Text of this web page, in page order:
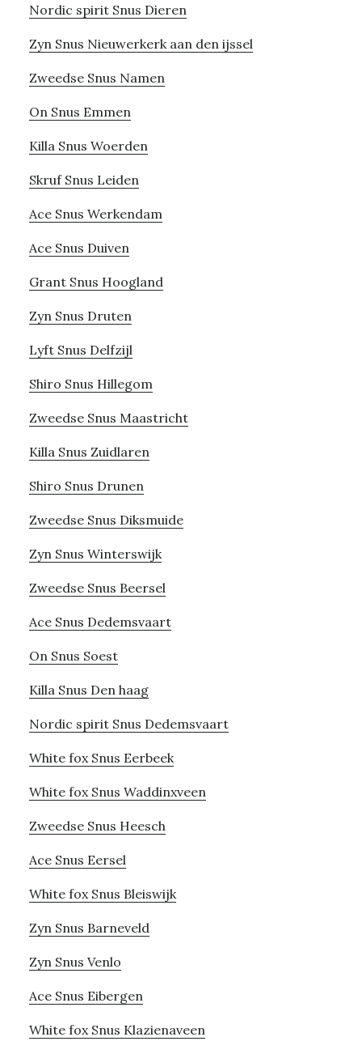
Nordic spirit Snus Dieren
Zyn Snus Nieuwerkerk aan den ijssel
Zweedse Snus Namen
On Snus Emmen
Killa Snus Woerden
Skruf Snus Leiden
Ace Snus Werkendam
Ace Snus Duiven
Grant Snus Hoogland
Zyn Snus Druten
Lyft Snus Delfzijl
Shiro Snus Hillegom
Zweedse Snus Maastricht
Killa Snus Zuidlaren
Shiro Snus Drunen
Zweedse Snus Diksmuide
Zyn Snus Winterswijk
Zweedse Snus Beersel
Ace Snus Dedemsvaart
On Snus Soest
Killa Snus Den haag
Nordic spirit Snus Dedemsvaart
White fox Snus Eerbeek
White fox Snus Waddinxveen
Zweedse Snus Heesch
Ace Snus Eersel
White fox Snus Bleiswijk
Zyn Snus Barneveld
Zyn Snus Venlo
Ace Snus Eibergen
White fox Snus Klazienaveen